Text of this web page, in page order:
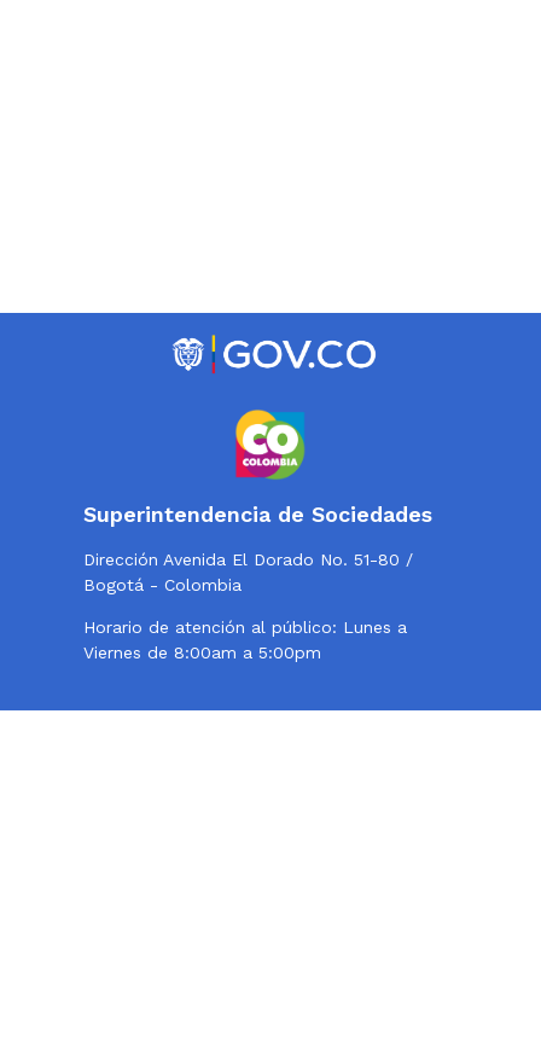
Superintendencia de Sociedades
Dirección Avenida El Dorado No. 51-80 /
Bogotá - Colombia
Horario de atención al público: Lunes a
Viernes de 8:00am a 5:00pm